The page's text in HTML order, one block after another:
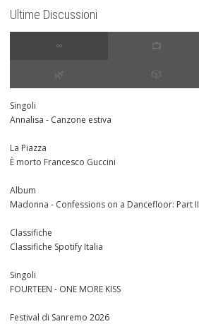
Ultime Discussioni
∞ 📺
🌿 🎲
Singoli
Annalisa - Canzone estiva
La Piazza
È morto Francesco Guccini
Album
Madonna - Confessions on a Dancefloor: Part II
Classifiche
Classifiche Spotify Italia
Singoli
FOURTEEN - ONE MORE KISS
Festival di Sanremo 2026